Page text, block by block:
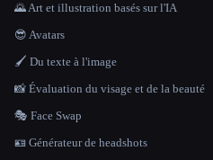
🌄 Art et illustration basés sur l'IA
😎 Avatars
🖌️ Du texte à l'image
📸 Évaluation du visage et de la beauté
🎭 Face Swap
🪪 Générateur de headshots